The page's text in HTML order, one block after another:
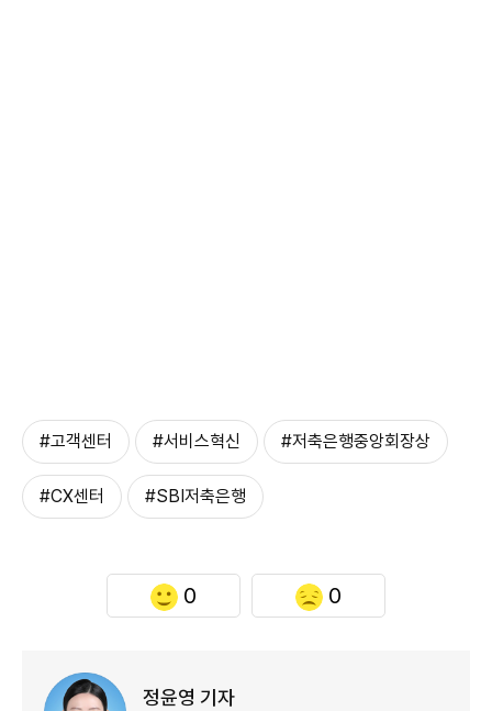
#고객센터 #서비스혁신 #저축은행중앙회장상
#CX센터 #SBI저축은행
0 0
정윤영 기자